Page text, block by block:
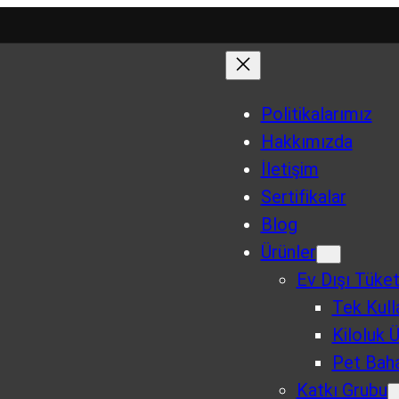
Politikalarımız
Hakkımızda
İletişim
Sertifikalar
Blog
Ürünler
Ev Dışı
Tek
Kiloluk
Pet
Katkı Grubu